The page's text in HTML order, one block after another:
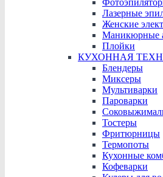
Лазерные
Женские
Маникюрные
Плойки
КУХОННАЯ
Блендеры
Миксеры
Мультиварки
Пароварки
Тостеры
Фритюрницы
Термопоты
Кухонные
Кофеварки